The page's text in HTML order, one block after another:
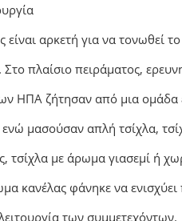
αρκετή για να τονωθεί
πλαίσιο πειράματος,
ΗΠΑ ζήτησαν από μια ομάδα
ενώ μασούσαν απλή τσίχλα,
τσίχλα με άρωμα γιασεμί ή
κανέλας φάνηκε να ενισχύει
των συμμετεχόντων.